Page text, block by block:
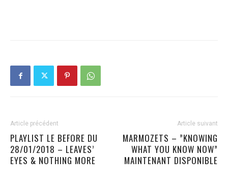
Article précédent
PLAYLIST LE BEFORE DU
28/01/2018 – LEAVES’
EYES & NOTHING MORE
Article suivant
MARMOZETS – ”KNOWING
WHAT YOU KNOW NOW”
MAINTENANT DISPONIBLE